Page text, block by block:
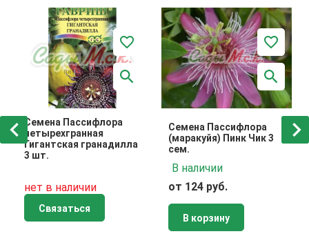
Семена Пассифлора
четырехгранная
Гигантская гранадилла
3 шт.
нет в наличии
Связаться
Семена Пассифлора
(маракуйя) Пинк Чик 3
сем.
В наличии
от 124 руб.
В корзину